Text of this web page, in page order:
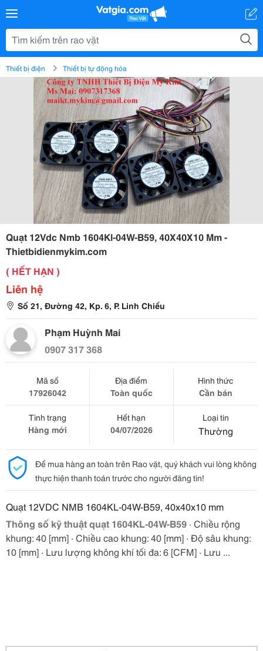
Thiết bị điện Thiết bị tự động hóa
Quạt 12Vdc Nmb 1604Kl-04W-B59, 40X40X10 Mm -
Thietbidienmykim.com
( HẾT HẠN )
Liên hệ
Số 21, Đường 42, Kp. 6, P. Linh Chiểu
Phạm Huỳnh Mai
0907 317 368
Mã số
17926042
Địa điểm
Toàn quốc
Hình thức
Cần bán
Tình trạng
Hàng mới
Hết hạn
04/07/2026
Loại tin
Thường
Để mua hàng an toàn trên Rao vặt, quý khách vui lòng không
thực hiện thanh toán trước cho người đăng tin!
Quạt 12VDC NMB 1604KL-04W-B59, 40x40x10 mm
Thông số kỹ thuật quạt 1604KL-04W-B59 · Chiều rộng
khung: 40 [mm] · Chiều cao khung: 40 [mm] · Độ sâu khung:
10 [mm] · Lưu lượng không khí tối đa: 6 [CFM] · Lưu ...